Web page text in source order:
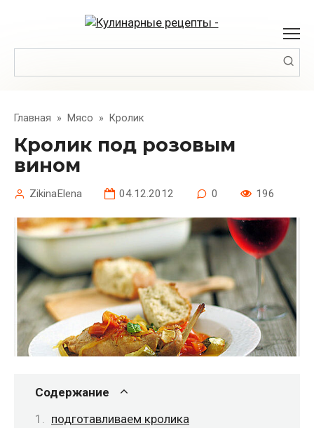
Главная » Мясо » Кролик
Кролик под розовым
вином
ZikinaElena 04.12.2012 0 196
Содержание
подготавливаем кролика